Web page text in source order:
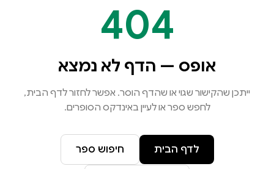
404
אופס — הדף לא נמצא
ייתכן שהקישור שגוי או שהדף הוסר. אפשר לחזור לדף הבית,
לחפש ספר או לעיין באינדקס הסופרים.
לדף הבית חיפוש ספר